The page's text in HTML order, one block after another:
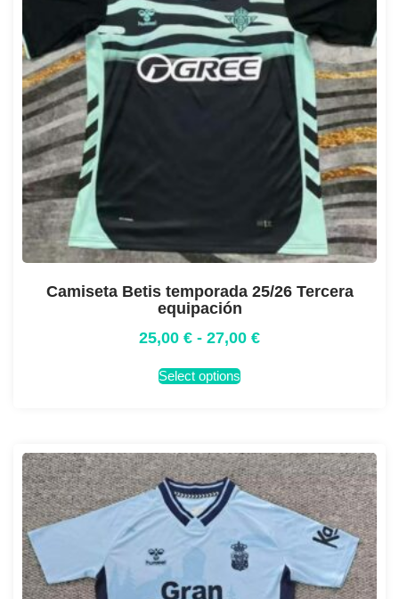
Camiseta Betis temporada 25/26 Tercera
equipación
25,00 € - 27,00 €
Select options